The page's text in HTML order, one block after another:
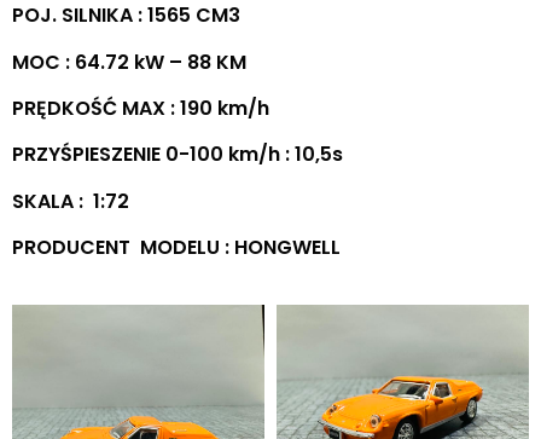
POJ. SILNIKA : 1565 CM3
MOC : 64.72 kW – 88 KM
PRĘDKOŚĆ MAX : 190 km/h
PRZYŚPIESZENIE 0-100 km/h : 10,5s
SKALA : 1:72
PRODUCENT MODELU : HONGWELL